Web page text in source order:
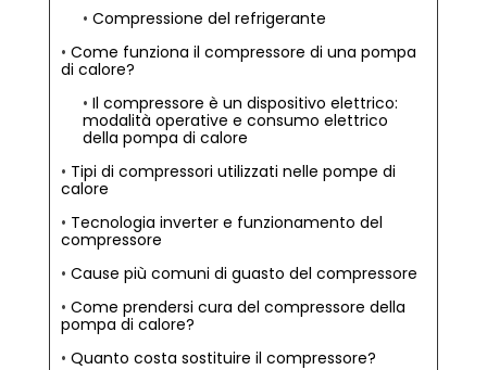
Compressione del refrigerante
Come funziona il compressore di una pompa
di calore?
Il compressore è un dispositivo elettrico:
modalità operative e consumo elettrico
della pompa di calore
Tipi di compressori utilizzati nelle pompe di
calore
Tecnologia inverter e funzionamento del
compressore
Cause più comuni di guasto del compressore
Come prendersi cura del compressore della
pompa di calore?
Quanto costa sostituire il compressore?